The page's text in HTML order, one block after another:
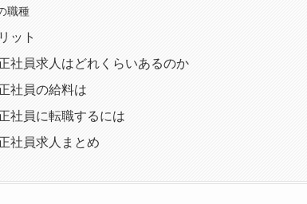
職種
ット
社員求人はどれくらいあるのか
社員の給料は
社員に転職するには
社員求人まとめ